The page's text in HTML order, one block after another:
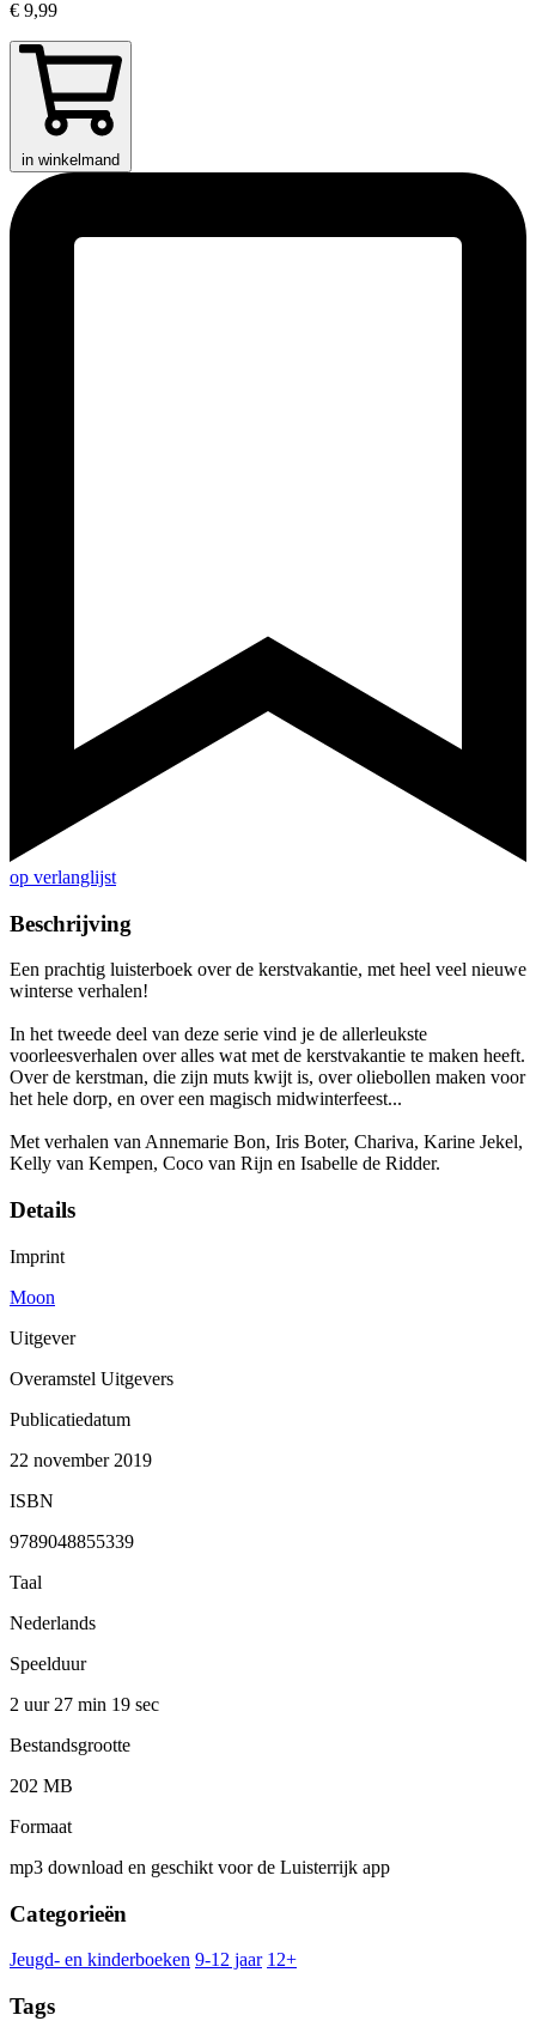
€ 9,99
in winkelmand
op verlanglijst
Beschrijving
Een prachtig luisterboek over de kerstvakantie, met heel veel nieuwe
winterse verhalen!
In het tweede deel van deze serie vind je de allerleukste
voorleesverhalen over alles wat met de kerstvakantie te maken heeft.
Over de kerstman, die zijn muts kwijt is, over oliebollen maken voor
het hele dorp, en over een magisch midwinterfeest...
Met verhalen van Annemarie Bon, Iris Boter, Chariva, Karine Jekel,
Kelly van Kempen, Coco van Rijn en Isabelle de Ridder.
Details
Imprint
Moon
Uitgever
Overamstel Uitgevers
Publicatiedatum
22 november 2019
ISBN
9789048855339
Taal
Nederlands
Speelduur
2 uur 27 min 19 sec
Bestandsgrootte
202 MB
Formaat
mp3 download en geschikt voor de Luisterrijk app
Categorieën
Jeugd- en kinderboeken 9-12 jaar 12+
Tags